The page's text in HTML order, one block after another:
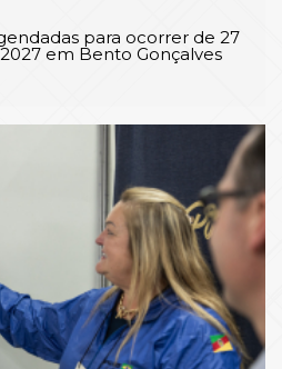
para ocorrer de 27
em Bento Gonçalves